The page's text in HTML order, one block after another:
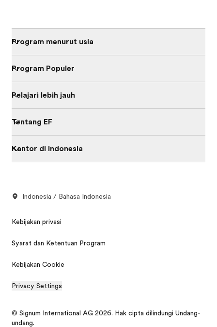
Program menurut usia
Program Populer
Pelajari lebih jauh
Tentang EF
Kantor di Indonesia
Indonesia / Bahasa Indonesia
Kebijakan privasi
Syarat dan Ketentuan Program
Kebijakan Cookie
Privacy Settings
© Signum International AG 2026. Hak cipta dilindungi Undang-
undang.